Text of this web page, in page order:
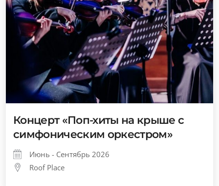
Концерт «Поп-хиты на крыше с
симфоническим оркестром»
Июнь - Сентябрь 2026
Roof Place